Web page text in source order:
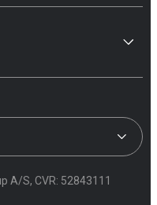
A/S, CVR: 52843111